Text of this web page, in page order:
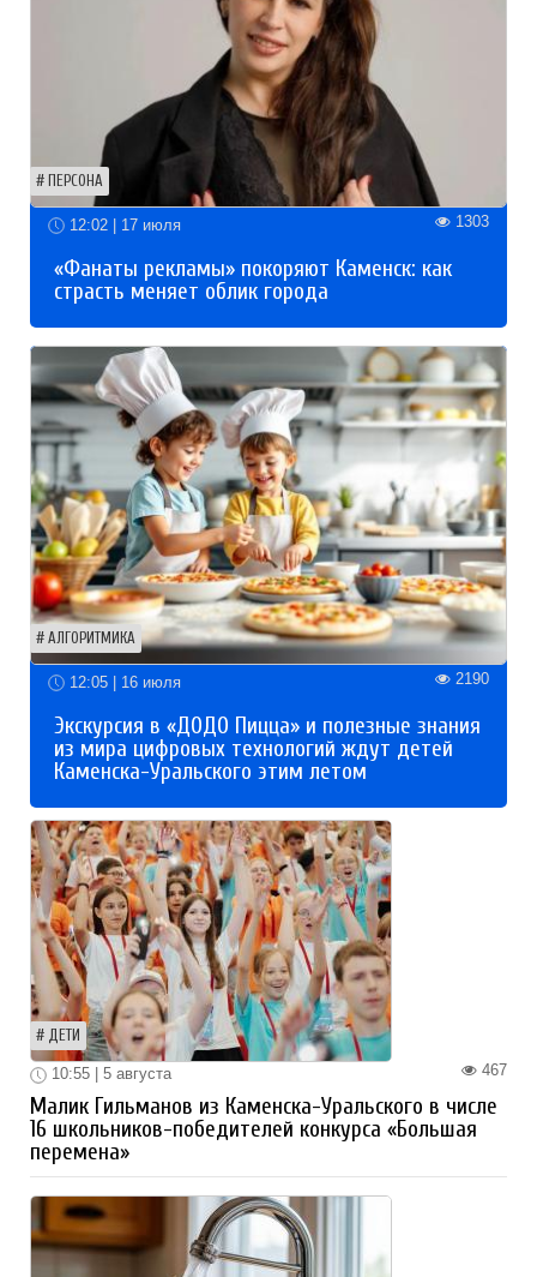
ПЕРСОНА
12:02 | 17 июля 1303
«Фанаты рекламы» покоряют Каменск: как
страсть меняет облик города
АЛГОРИТМИКА
12:05 | 16 июля 2190
Экскурсия в «ДОДО Пицца» и полезные знания
из мира цифровых технологий ждут детей
Каменска-Уральского этим летом
ДЕТИ
467
10:55 | 5 августа
Малик Гильманов из Каменска-Уральского в числе
16 школьников-победителей конкурса «Большая
перемена»